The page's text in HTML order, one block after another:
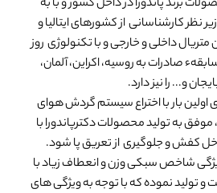
برند پاندورا در داخل کشور و با به
نظر کارشناسانی از کشورهای ایتالیا و
متریال داخلی و خارجی و با تکنولوژی روز
صادرات به روسیه، اکراین، آلمان،
و... را نیز دارد.
اولین بار با اختراع سیستم گردش هوای
به تولید محصولات دکترپاندورا با
کفش و جلوگیری از تعریق پا شود.
شاخص سبکی وزن و انعطاف زیاد با
تولید نموده که با توجه به ویژگی های